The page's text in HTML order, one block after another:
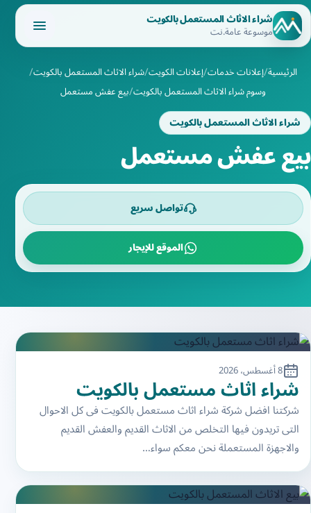
شراء الاثاث المستعمل بالكويت
موسوعة عامة.نت
الرئيسية إعلانات خدمات إعلانات الكويت شراء الاثاث المستعمل بالكويت
وسوم شراء الاثاث المستعمل بالكويت بيع عفش مستعمل
شراء الاثاث المستعمل بالكويت
بيع عفش مستعمل
تواصل سريع
الموقع للإيجار
8 أغسطس، 2026
شراء اثاث مستعمل بالكويت
شركتنا افضل شركة شراء اثاث مستعمل بالكويت فى كل الاحوال
التى تريدون فيها التخلص من الاثاث القديم والعفش القديم
والاجهزة المستعملة نحن معكم سواء…